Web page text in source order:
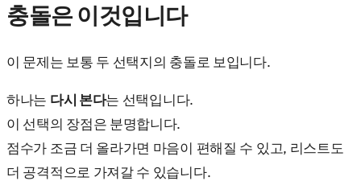
충돌은 이것입니다
이 문제는 보통 두 선택지의 충돌로 보입니다.
하나는 다시 본다는 선택입니다.
이 선택의 장점은 분명합니다.
점수가 조금 더 올라가면 마음이 편해질 수 있고, 리스트도
더 공격적으로 가져갈 수 있습니다.